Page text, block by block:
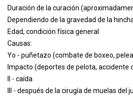
Duración de la curación
Dependiendo de la gravedad de la
Edad, condición física general
Causas:
Yo - puñetazo (combate de boxeo,
Impacto (deportes de pelota, accidente
II - caída
III - después de la cirugía de muelas del